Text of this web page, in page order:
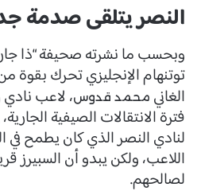
النصر يتلقى صدمة
وبحسب ما نشرته صحيفة “ذا
توتنهام الإنجليزي تحرك بقوة
الغاني محمد قدوس، لاعب
فترة الانتقالات الصيفية
لنادي النصر الذي كان يطمح
اللاعب، ولكن يبدو أن
لصالحهم.